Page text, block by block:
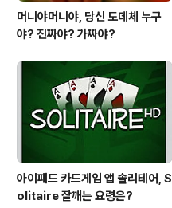
머니야머니야, 당신 도데체 누구
야? 진짜야? 가짜야?
아이패드 카드게임 앱 솔리테어, S
olitaire 잘깨는 요령은?